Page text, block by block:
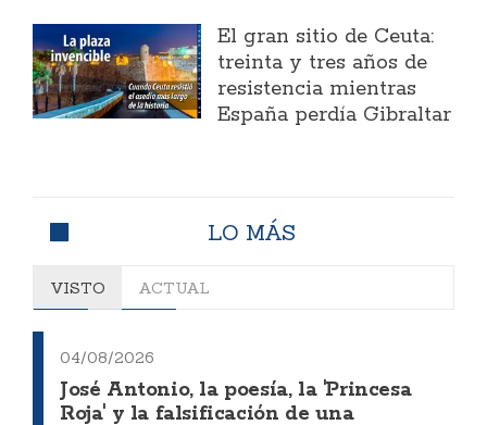
El gran sitio de Ceuta:
treinta y tres años de
resistencia mientras
España perdía Gibraltar
LO MÁS
VISTO ACTUAL
04/08/2026
José Antonio, la poesía, la 'Princesa
Roja' y la falsificación de una